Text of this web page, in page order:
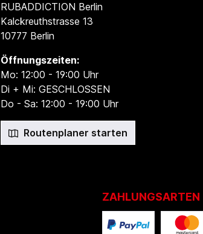
RUBADDICTION Berlin
Kalckreuthstrasse 13
10777 Berlin
Öffnungszeiten:
Mo: 12:00 - 19:00 Uhr
Di + Mi: GESCHLOSSEN
Do - Sa: 12:00 - 19:00 Uhr
Routenplaner starten
ZAHLUNGSARTEN